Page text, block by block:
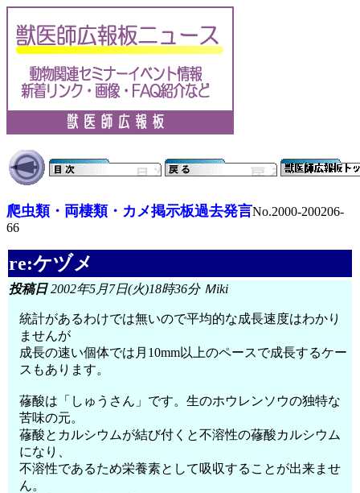
爬虫類・両棲類・カメ掲示板過去発言No.2000-200206-
66
re:ケヅメ
投稿日2002年5月7日(火)18時36分 Ｍiki
統計があるわけでは無いので平均的な成長速度はわかり
ませんが
成長の速い個体では月10mm以上のペースで成長するケー
スもあります。
蓚酸は「しゅうさん」です。生のホウレンソウの独特な
苦味の元。
蓚酸とカルシウムが結び付くと不溶性の蓚酸カルシウム
になり、
不溶性であるため栄養素として吸収することが出来ませ
ん。